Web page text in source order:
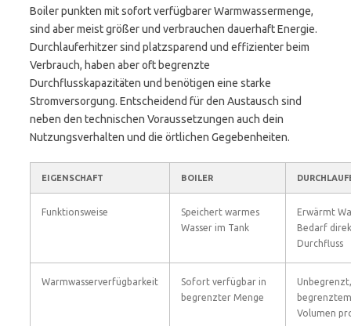
Boiler punkten mit sofort verfügbarer Warmwassermenge,
sind aber meist größer und verbrauchen dauerhaft Energie.
Durchlauferhitzer sind platzsparend und effizienter beim
Verbrauch, haben aber oft begrenzte
Durchflusskapazitäten und benötigen eine starke
Stromversorgung. Entscheidend für den Austausch sind
neben den technischen Voraussetzungen auch dein
Nutzungsverhalten und die örtlichen Gegebenheiten.
EIGENSCHAFT BOILER
Funktionsweise
Speichert warmes
Wasser im Tank
Erwärmt
Bedarf
Durchfluss
Warmwasserverfügbarkeit
Sofort verfügbar in
begrenzter Menge
begrenztem
Volumen